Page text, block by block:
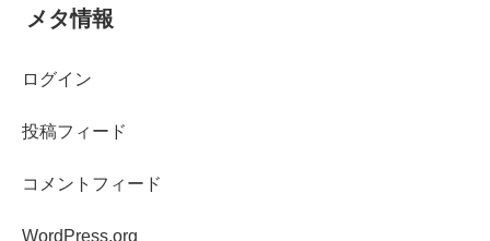
メタ情報
ログイン
投稿フィード
コメントフィード
WordPress.org